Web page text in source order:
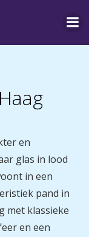
en
glas in lood
in een
pand in
met klassieke
en een